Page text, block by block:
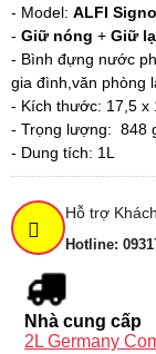
- Model: ALFI Signo
- Giữ nóng + Giữ
- Bình đựng nước
gia đình,văn phòng
- Kích thước: 17,5 x
- Trọng lượng: 848
- Dung tích: 1L
Hỗ trợ
Hotline:
Nhà cung cấp
2L Germany